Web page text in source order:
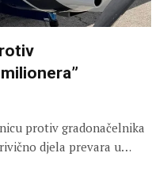
protiv gradonačelnika
djela prevara u…